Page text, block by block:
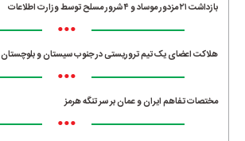
بازداشت ۲۱ مزدور موساد و ۴ شرور مسلح توسط وزارت اطلاعات
•••
هلاکت اعضای یک تیم تروریستی در جنوب سیستان و بلوچستان
•••
مختصات تفاهم ایران و عمان بر سر تنگه هرمز
•••